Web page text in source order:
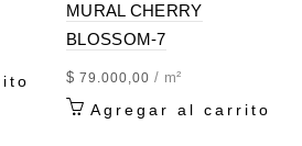
MURAL CHERRY
BLOSSOM-7
$ 79.000,00 / m²
Agregar al carrito